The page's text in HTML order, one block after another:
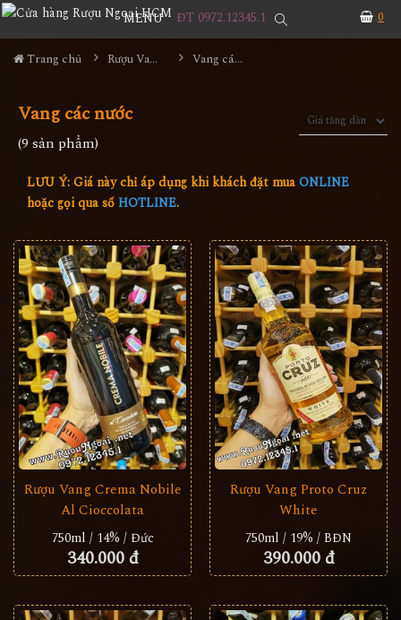
0
MENU ĐT 0972.12345.1
Trang chủ Rượu Vang Vang các nước
Vang các nước
(9 sản phẩm)
LƯU Ý: Giá này chỉ áp dụng khi khách đặt muaONLINE
hoặc gọi qua sốHOTLINE.
Rượu Vang Crema Nobile
Al Cioccolata
750ml / 14% / Đức
340.000 đ
Rượu Vang Proto Cruz
White
750ml / 19% / BĐN
390.000 đ